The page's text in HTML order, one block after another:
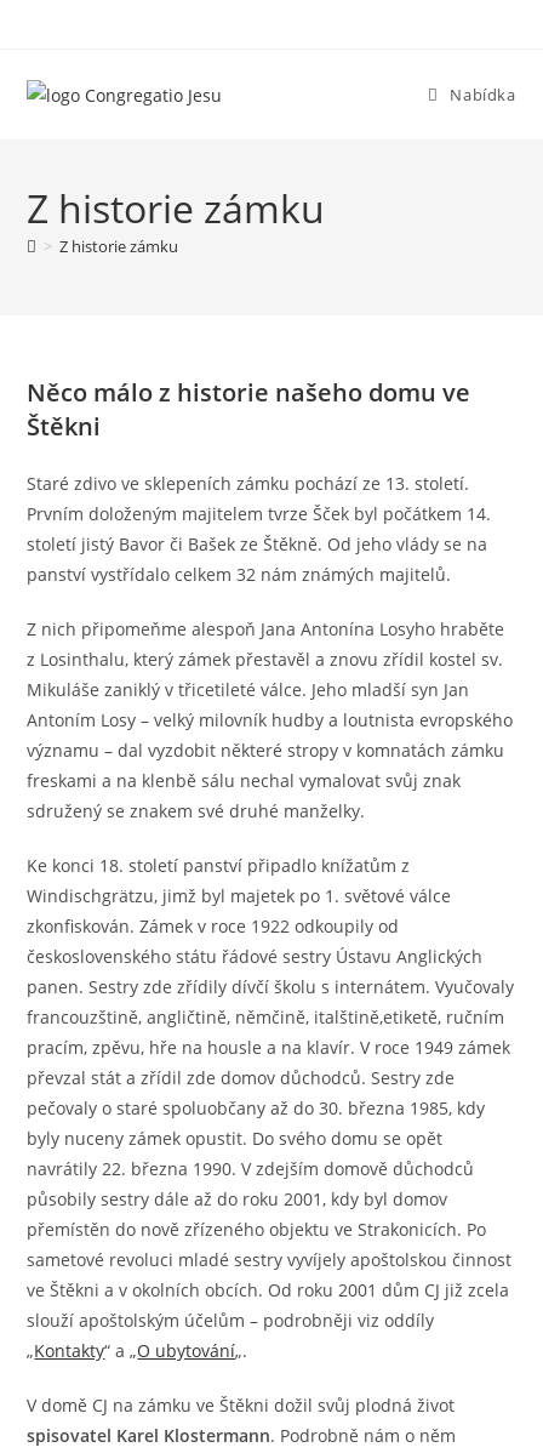
obsahu
Nabídka
Z historie zámku
> Z historie zámku
Něco málo z historie našeho domu ve
Štěkni
Staré zdivo ve sklepeních zámku pochází ze 13. století.
Prvním doloženým majitelem tvrze Šček byl počátkem 14.
století jistý Bavor či Bašek ze Štěkně. Od jeho vlády se na
panství vystřídalo celkem 32 nám známých majitelů.
Z nich připomeňme alespoň Jana Antonína Losyho hraběte
z Losinthalu, který zámek přestavěl a znovu zřídil kostel sv.
Mikuláše zaniklý v třicetileté válce. Jeho mladší syn Jan
Antoním Losy – velký milovník hudby a loutnista evropského
významu – dal vyzdobit některé stropy v komnatách zámku
freskami a na klenbě sálu nechal vymalovat svůj znak
sdružený se znakem své druhé manželky.
Ke konci 18. století panství připadlo knížatům z
Windischgrätzu, jimž byl majetek po 1. světové válce
zkonfiskován. Zámek v roce 1922 odkoupily od
československého státu řádové sestry Ústavu Anglických
panen. Sestry zde zřídily dívčí školu s internátem. Vyučovaly
francouzštině, angličtině, němčině, italštině,etiketě, ručním
pracím, zpěvu, hře na housle a na klavír. V roce 1949 zámek
převzal stát a zřídil zde domov důchodců. Sestry zde
pečovaly o staré spoluobčany až do 30. března 1985, kdy
byly nuceny zámek opustit. Do svého domu se opět
navrátily 22. března 1990. V zdejším domově důchodců
působily sestry dále až do roku 2001, kdy byl domov
přemístěn do nově zřízeného objektu ve Strakonicích. Po
sametové revoluci mladé sestry vyvíjely apoštolskou činnost
ve Štěkni a v okolních obcích. Od roku 2001 dům CJ již zcela
slouží apoštolským účelům – podrobněji viz oddíly
„Kontakty“ a „O ubytování„.
V domě CJ na zámku ve Štěkni dožil svůj plodná život
spisovatel Karel Klostermann. Podrobně nám o něm